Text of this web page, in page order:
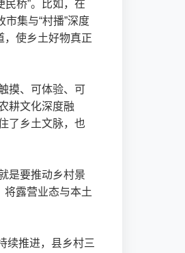
桥”。比如，在
集与“村播”深度
，使乡土好物真正
摸、可体验、可
耕文化深度融
了乡土文脉，也
是要推动乡村景
将露营业态与本土
续推进，县乡村三